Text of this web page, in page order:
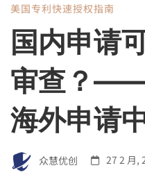
国
内
申
请
美国专利快速授权指南
国内申请
审查？
海外申请
众慧优创 27 2 月,